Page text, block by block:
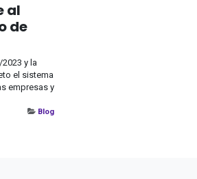
al
de
y la
el sistema
empresas y
Blog